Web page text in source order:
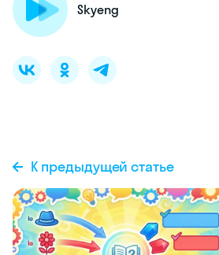
Skyeng
К предыдущей статье